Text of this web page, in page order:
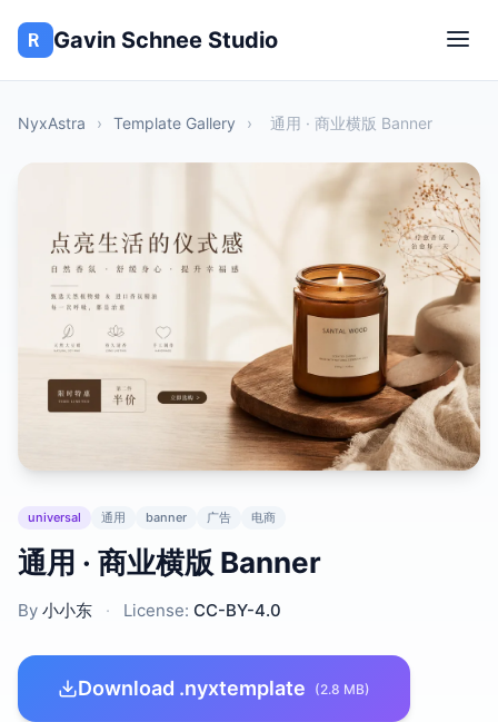
Gavin Schnee Studio
NyxAstra › Template Gallery › 通用 · 商业横版 Banner
universal 通用 banner 广告 电商
通用 · 商业横版 Banner
By 小小东 · License: CC-BY-4.0
Download .nyxtemplate (2.8 MB)